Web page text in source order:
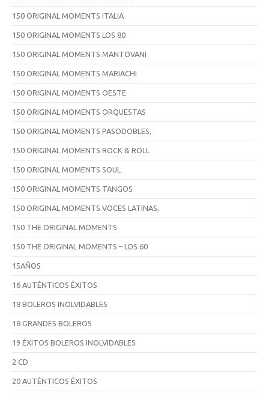
150 ORIGINAL MOMENTS ITALIA
150 ORIGINAL MOMENTS LOS 80
150 ORIGINAL MOMENTS MANTOVANI
150 ORIGINAL MOMENTS MARIACHI
150 ORIGINAL MOMENTS OESTE
150 ORIGINAL MOMENTS ORQUESTAS
150 ORIGINAL MOMENTS PASODOBLES,
150 ORIGINAL MOMENTS ROCK & ROLL
150 ORIGINAL MOMENTS SOUL
150 ORIGINAL MOMENTS TANGOS
150 ORIGINAL MOMENTS VOCES LATINAS,
150 THE ORIGINAL MOMENTS
150 THE ORIGINAL MOMENTS – LOS 60
15AÑOS
16 AUTÉNTICOS ÉXITOS
18 BOLEROS INOLVIDABLES
18 GRANDES BOLEROS
19 ÉXITOS BOLEROS INOLVIDABLES
2 CD
20 AUTÉNTICOS ÉXITOS